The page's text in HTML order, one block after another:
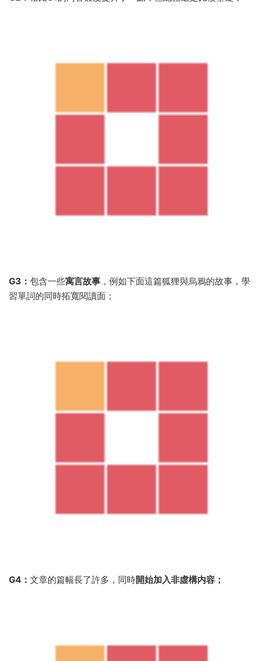
G3： 包含一些寓言故事 ，例如下面這篇狐狸與烏鴉的故事，學
習單詞的同時拓寬閱讀面；
G4： 文章的篇幅長了許多，同時開始加入非虛構内容；